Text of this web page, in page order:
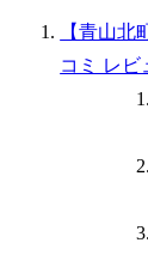
【青山北
コミ レビ